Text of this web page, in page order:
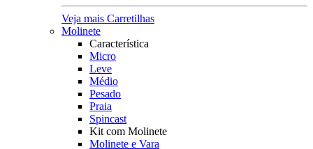
Veja mais Carretilhas
Molinete
Característica
Micro
Leve
Médio
Pesado
Praia
Spincast
Kit com Molinete
Molinete e Vara